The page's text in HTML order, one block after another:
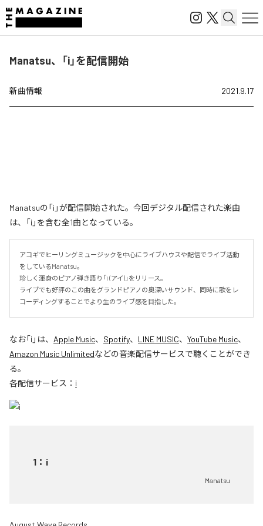
Manatsu、「i」を配信開始
新曲情報 2021.9.17
Manatsuの「i」が配信開始された。今回デジタル配信された楽曲
は、「i」を含む全1曲となっている。
アコギでヒーリングミュージックを中心にライブハウスや配信でライブ活動
をしているManatsu。
珍しく渾身のピアノ弾き語り「i (アイ)」をリリース。
ライブでも好評のこの曲をグランドピアノの奥深いサウンド、同時に歌をレ
コーディングすることでより生のライブ感を目指した。
なお「i 」は、 Apple Music、 Spotify、 LINE MUSIC、 YouTube Music、
Amazon Music Unlimitedなどの音楽配信サービスで聴くことができ
る。
各配信サービス： i
1 ： i
Manatsu